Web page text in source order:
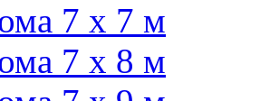
7 х 7 м
7 х 8 м